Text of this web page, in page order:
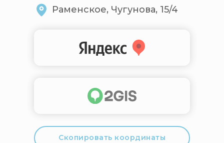
Скопировать координаты
Раменское, Чугунова, 15/4